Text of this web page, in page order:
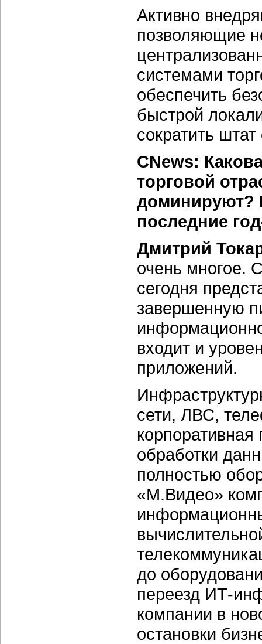
Активно
позволяющие
системами
обеспечить
быстрой
сократить
CNews:
торговой
доминируют?
последние
Дмитрий
очень многое.
сегодня
завершенную
входит и
приложений.
сети, ЛВС,
корпоративная
обработки
полностью
«М.Видео»
до
переезд ИТ-
компании в
остановки